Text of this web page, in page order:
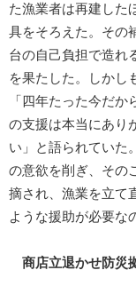
た漁業者は再建した
具をそろえた。その
台の自己負担で造れ
を果たした。しかし
「四年たった今だ
の支援は本当にあり
い」と語られていた
の意欲を削ぎ、その
摘され、漁業を立て
ような援助が必要な
商店立退かせ防災